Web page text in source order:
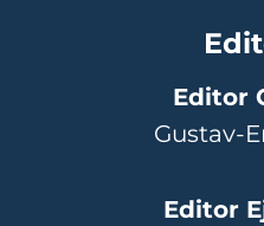
Editor
Gustav-
Editor